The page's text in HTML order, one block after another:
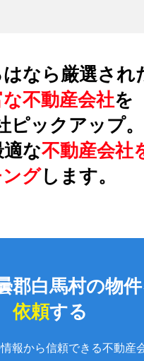
なら厳選され
不動産会社を
ピックアップ。
な不動産会社
グします。
郡白馬村の物
依頼する
報から信頼できる不動産